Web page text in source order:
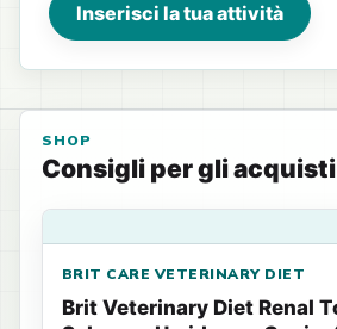
Inserisci la tua attività
SHOP
Consigli per gli acquisti
BRIT CARE VETERINARY DIET
Brit Veterinary Diet Renal